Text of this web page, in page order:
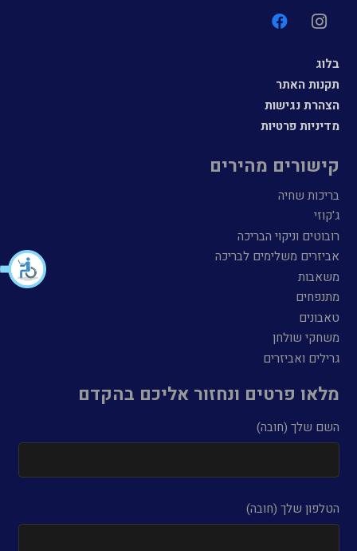
בלוג
תקנות האתר
הצהרת נגישות
מדיניות פרטיות
קישורים מהירים
בריכות שחיה
ג'קוזי
רובוטים וניקוי הבריכה
אביזרים משלימים לבריכה
משאבות
מתנפחים
טאבונים
משחקי שולחן
גרילים ואביזרים
מלאו פרטים ונחזור אליכם בהקדם
השם שלך (חובה)
הטלפון שלך (חובה)